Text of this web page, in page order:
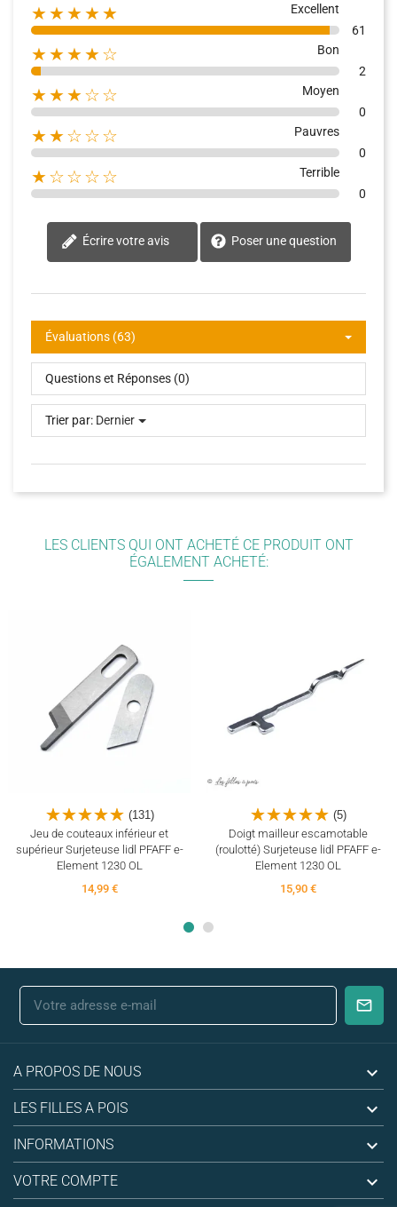
★★★★★
Excellent
61
★★★★☆
Bon
2
★★★☆☆
Moyen
0
★★☆☆☆
Pauvres
0
★☆☆☆☆
Terrible
0
Écrire votre avis Poser une question
Évaluations (63)
Questions et Réponses (0)
Trier par: Dernier
LES CLIENTS QUI ONT ACHETÉ CE PRODUIT ONT
ÉGALEMENT ACHETÉ:
(131)
Jeu de couteaux inférieur et
supérieur Surjeteuse lidl PFAFF e-
Element 1230 OL
14,99 €
(5)
Doigt mailleur escamotable
(roulotté) Surjeteuse lidl PFAFF e-
Element 1230 OL
15,90 €
A PROPOS DE NOUS 
LES FILLES A POIS 
INFORMATIONS 
VOTRE COMPTE 